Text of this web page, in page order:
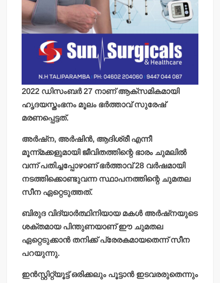
2022 ഡിസംബര്‍ 27 നാണ് ആക്‌സമികമായി
ഹൃദയസ്തംഭനം മൂലം ഭര്‍ത്താവ് സുരേഷ്
മരണപ്പെട്ടത്.
അര്‍ഷ്‌ന, അര്‍ഷിന്‍, ആദിശ്രീ എന്നീ
മൂന്ന്മക്കളുമായി ജീവിതത്തിന്റെ ഭാരം ചുമലില്‍
വന്ന് പതിച്ചപ്പോഴാണ് ഭര്‍ത്താവ് 28 വര്‍ഷമായി
നടത്തിക്കൊണ്ടുവന്ന സ്ഥാപനത്തിന്റെ ചുമതല
സീന ഏറ്റെടുത്തത്.
ബിരുദ വിദ്യാര്‍ത്ഥിനിയായ മകള്‍ അര്‍ഷ്‌നയുടെ
ശക്തമായ പിന്തുണയാണ് ഈ ചുമതല
ഏറ്റെടുക്കാന്‍ തനിക്ക് പ്രേരകമായതെന്ന് സീന
പറയുന്നു.
ഇന്‍സ്റ്റിറ്റ്യൂട്ട് ഒരിക്കലും പൂട്ടാന്‍ ഇടവരരുതെന്നും